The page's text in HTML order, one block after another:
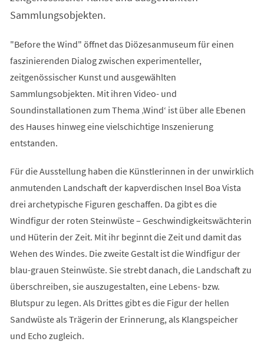
Sammlungsobjekten.
"Before the Wind" öffnet das Diözesanmuseum für einen
faszinierenden Dialog zwischen experimenteller,
zeitgenössischer Kunst und ausgewählten
Sammlungsobjekten. Mit ihren Video- und
Soundinstallationen zum Thema ‚Wind‘ ist über alle Ebenen
des Hauses hinweg eine vielschichtige Inszenierung
entstanden.
Für die Ausstellung haben die Künstlerinnen in der unwirklich
anmutenden Landschaft der kapverdischen Insel Boa Vista
drei archetypische Figuren geschaffen. Da gibt es die
Windfigur der roten Steinwüste – Geschwindigkeitswächterin
und Hüterin der Zeit. Mit ihr beginnt die Zeit und damit das
Wehen des Windes. Die zweite Gestalt ist die Windfigur der
blau-grauen Steinwüste. Sie strebt danach, die Landschaft zu
überschreiben, sie auszugestalten, eine Lebens- bzw.
Blutspur zu legen. Als Drittes gibt es die Figur der hellen
Sandwüste als Trägerin der Erinnerung, als Klangspeicher
und Echo zugleich.